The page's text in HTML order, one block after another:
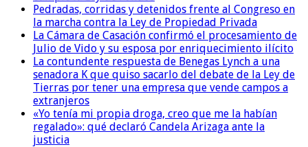
Pedradas, corridas y detenidos frente al Congreso en
la marcha contra la Ley de Propiedad Privada
La Cámara de Casación confirmó el procesamiento de
Julio de Vido y su esposa por enriquecimiento ilícito
La contundente respuesta de Benegas Lynch a una
senadora K que quiso sacarlo del debate de la Ley de
Tierras por tener una empresa que vende campos a
extranjeros
«Yo tenía mi propia droga, creo que me la habían
regalado»: qué declaró Candela Arizaga ante la
justicia